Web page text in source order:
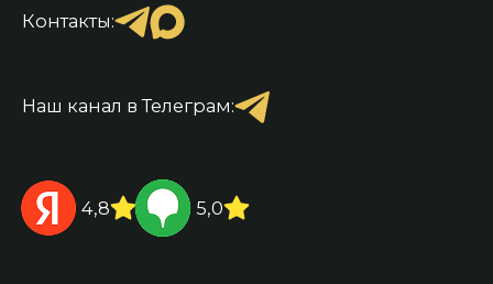
Контакты:
Наш канал в Телеграм:
4,8 5,0